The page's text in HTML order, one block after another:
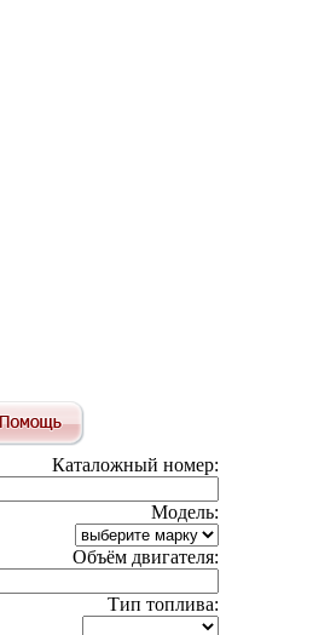
Каталожный номер:
Модель:
Объём двигателя:
Тип топлива: